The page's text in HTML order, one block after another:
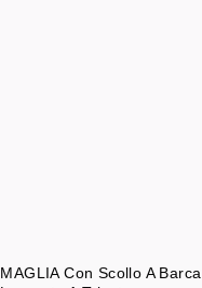
MAGLIA Con Scollo A Barca